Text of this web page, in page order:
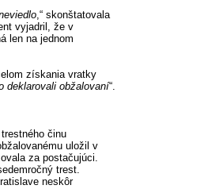
,“ skonštatovala
vyjadril, že v
len na jednom
získania vratky
deklarovali obžalovaní“.
činu
uložil v
za postačujúci.
trest.
neskôr